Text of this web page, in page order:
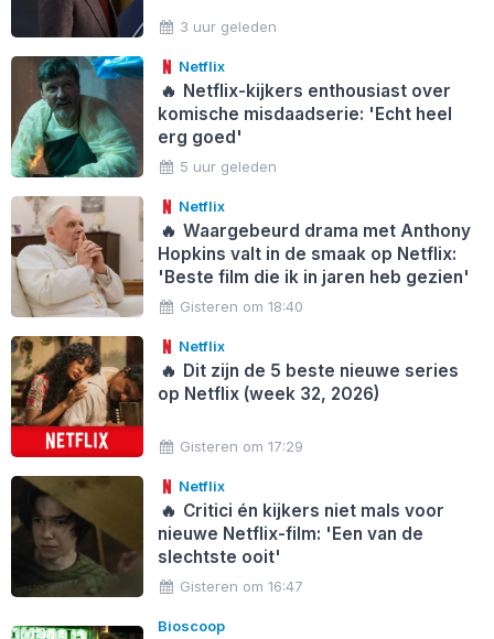
3 uur geleden
Netflix
🔥 Netflix-kijkers enthousiast over
komische misdaadserie: 'Echt heel
erg goed'
5 uur geleden
Netflix
🔥 Waargebeurd drama met Anthony
Hopkins valt in de smaak op Netflix:
'Beste film die ik in jaren heb gezien'
Gisteren om 18:40
Netflix
🔥 Dit zijn de 5 beste nieuwe series
op Netflix (week 32, 2026)
Gisteren om 17:29
Netflix
🔥 Critici én kijkers niet mals voor
nieuwe Netflix-film: 'Een van de
slechtste ooit'
Gisteren om 16:47
Bioscoop